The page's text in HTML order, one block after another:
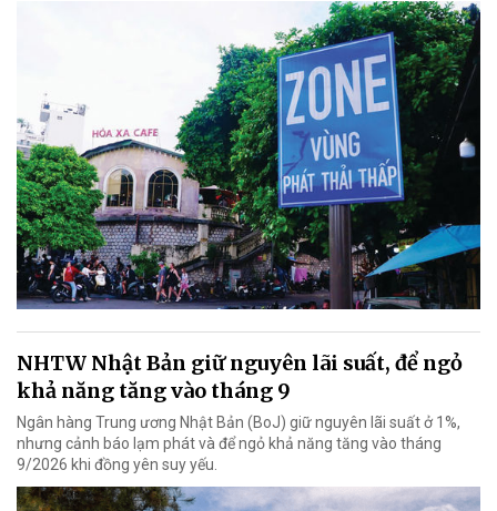
NHTW Nhật Bản giữ nguyên lãi suất, để ngỏ
khả năng tăng vào tháng 9
Ngân hàng Trung ương Nhật Bản (BoJ) giữ nguyên lãi suất ở 1%,
nhưng cảnh báo lạm phát và để ngỏ khả năng tăng vào tháng
9/2026 khi đồng yên suy yếu.